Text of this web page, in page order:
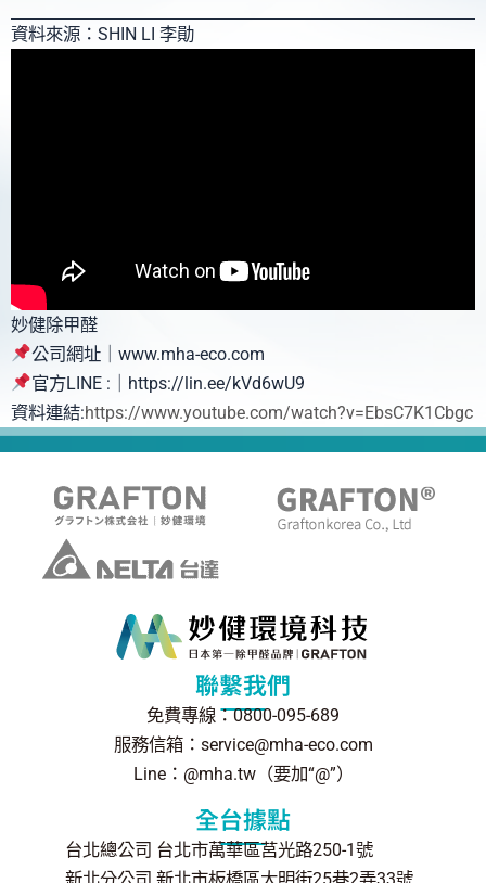
資料來源：SHIN LI 李勛
妙健除甲醛
公司網址｜www.mha-eco.com
官方LINE :｜https://lin.ee/kVd6wU9
資料連結:https://www.youtube.com/watch?v=EbsC7K1Cbgc
聯繫我們
免費專線：0800-095-689
服務信箱：service@mha-eco.com
Line：@mha.tw（要加“@”）
全台據點
台北總公司 台北市萬華區莒光路250-1號